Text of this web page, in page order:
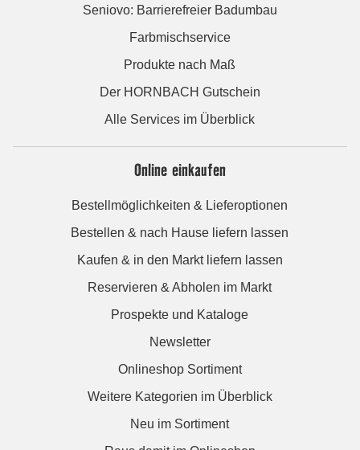
Seniovo: Barrierefreier Badumbau
Farbmischservice
Produkte nach Maß
Der HORNBACH Gutschein
Alle Services im Überblick
Online einkaufen
Bestellmöglichkeiten & Lieferoptionen
Bestellen & nach Hause liefern lassen
Kaufen & in den Markt liefern lassen
Reservieren & Abholen im Markt
Prospekte und Kataloge
Newsletter
Onlineshop Sortiment
Weitere Kategorien im Überblick
Neu im Sortiment